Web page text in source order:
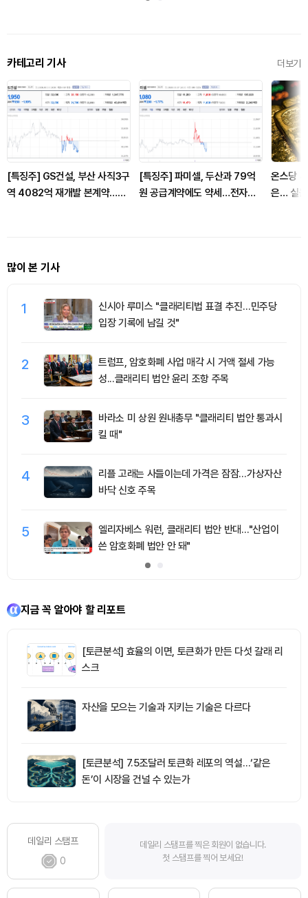
카테고리 기사 더보기
[특징주] GS건설, 부산 사직3구
역 4082억 재개발 본계약…도
[특징주] 파미셀, 두산과 79억
원 공급계약에도 약세…전자재
온스당
은… 실
많이 본 기사
1
신시아 루미스 "클래리티법 표결 추진…민주당
입장 기록에 남길 것"
2
트럼프, 암호화폐 사업 매각 시 거액 절세 가능
성...클래리티 법안 윤리 조항 주목
3
바라소 미 상원 원내총무 "클래리티 법안 통과시
킬 때"
4
리플 고래는 사들이는데 가격은 잠잠…가상자산
바닥 신호 주목
5
엘리자베스 워런, 클래리티 법안 반대…"산업이
쓴 암호화폐 법안 안 돼"
지금 꼭 알아야 할 리포트
[토큰분석] 효율의 이면, 토큰화가 만든 다섯 갈래 리
스크
자산을 모으는 기술과 지키는 기술은 다르다
[토큰분석] 7.5조달러 토큰화 레포의 역설…‘같은
돈’이 시장을 건널 수 있는가
데일리 스탬프
0
데일리 스탬프를 찍은 회원이 없습니다.
첫 스탬프를 찍어 보세요!